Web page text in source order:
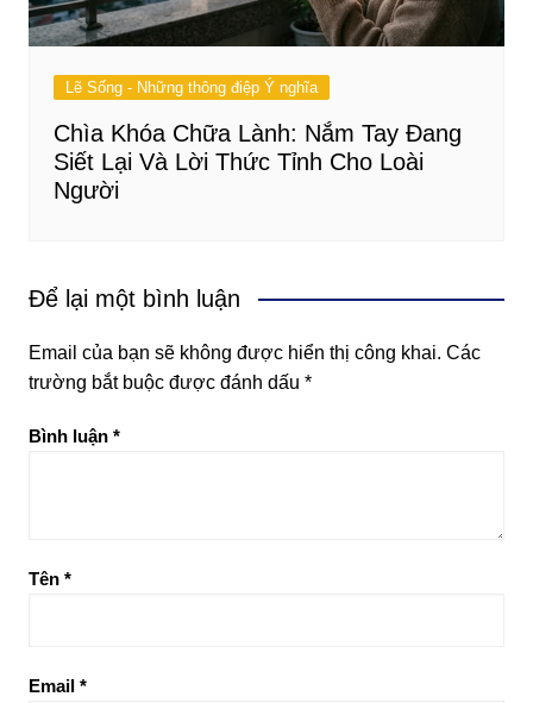
Lẽ Sống - Những thông điệp Ý nghĩa
Chìa Khóa Chữa Lành: Nắm Tay Đang
Siết Lại Và Lời Thức Tỉnh Cho Loài
Người
Để lại một bình luận
Email của bạn sẽ không được hiển thị công khai. Các
trường bắt buộc được đánh dấu *
Bình luận *
Tên *
Email *